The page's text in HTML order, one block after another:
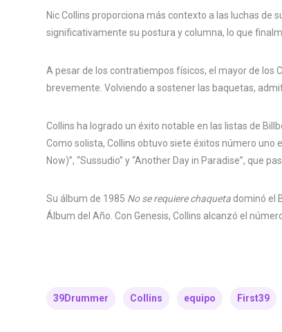
Nic Collins proporciona más contexto a las luchas de
significativamente su postura y columna, lo que
A pesar de los contratiempos físicos, el mayor de los
brevemente. Volviendo a sostener las baquetas,
Collins ha logrado un éxito notable en las listas de
Como solista, Collins obtuvo siete éxitos número uno
Now)”, “Sussudio” y “Another Day in Paradise”, que
Su álbum de 1985 No se requiere chaqueta dominó el
Álbum del Año. Con Genesis, Collins alcanzó el
39Drummer Collins equipo First39